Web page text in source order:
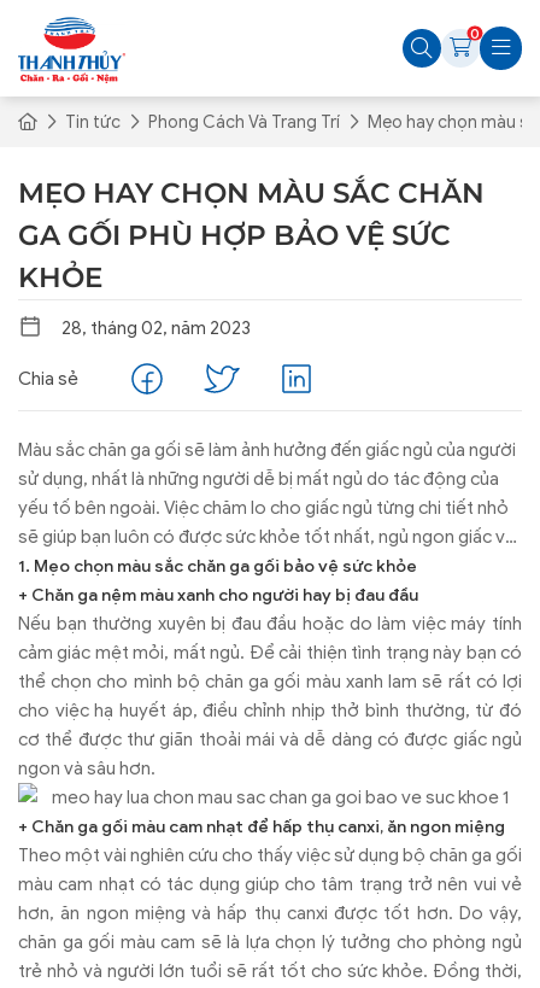
0
Tin tức Phong Cách Và Trang Trí Mẹo hay chọn màu
MẸO HAY CHỌN MÀU SẮC CHĂN
GA GỐI PHÙ HỢP BẢO VỆ SỨC
KHỎE
28, tháng 02, năm 2023
Chia sẻ
Màu sắc chăn ga gối sẽ làm ảnh hưởng đến giấc ngủ của người
sử dụng, nhất là những người dễ bị mất ngủ do tác động của
yếu tố bên ngoài. Việc chăm lo cho giấc ngủ từng chi tiết nhỏ
sẽ giúp bạn luôn có được sức khỏe tốt nhất, ngủ ngon giấc và
tràn đầy sức sống mỗi khi thức dậy. Vậy bạn đã biết cách chọn
màu chăn ga gối sao cho giúp mình ngủ ngon nhất chưa? Bài
viết dưới đây sẽ giúp bạn có thêm vài kinh nghiệm hữu ích cho
mình nhé!
1. Mẹo chọn màu sắc chăn ga gối bảo vệ sức khỏe
+ Chăn ga nệm màu xanh cho người hay bị đau đầu
Nếu bạn thường xuyên bị đau đầu hoặc do làm việc máy tính
cảm giác mệt mỏi, mất ngủ. Để cải thiện tình trạng này bạn có
thể chọn cho mình bộ chăn ga gối màu xanh lam sẽ rất có lợi
cho việc hạ huyết áp, điều chỉnh nhịp thở bình thường, từ đó
cơ thể được thư giãn thoải mái và dễ dàng có được giấc ngủ
ngon và sâu hơn.
+ Chăn ga gối màu cam nhạt để hấp thụ canxi, ăn ngon miệng
Theo một vài nghiên cứu cho thấy việc sử dụng bộ chăn ga gối
màu cam nhạt có tác dụng giúp cho tâm trạng trở nên vui vẻ
hơn, ăn ngon miệng và hấp thụ canxi được tốt hơn. Do vậy,
chăn ga gối màu cam sẽ là lựa chọn lý tưởng cho phòng ngủ
trẻ nhỏ và người lớn tuổi sẽ rất tốt cho sức khỏe. Đồng thời,